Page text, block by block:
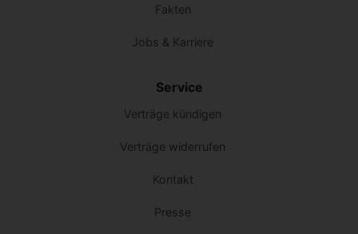
Fakten
Jobs & Karriere
Service
Verträge kündigen
Verträge widerrufen
Kontakt
Presse